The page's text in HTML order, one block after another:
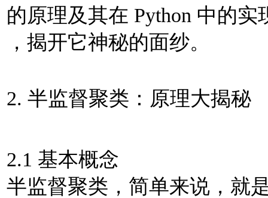
的原理及其在 Python 中的实
，揭开它神秘的面纱。
2. 半监督聚类：原理大揭秘
2.1 基本概念
半监督聚类，简单来说，就